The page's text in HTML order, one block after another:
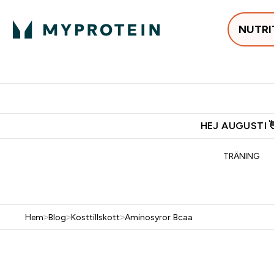
HEJ AUGUSTI
TRÄNING
Hem>Blog>Kosttillskott>Aminosyror Bcaa